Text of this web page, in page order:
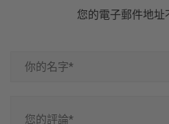
您的電子郵件地址